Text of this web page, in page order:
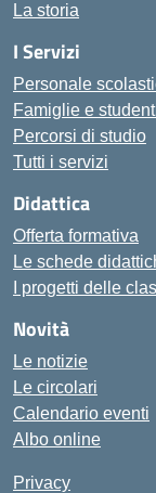
La storia
I Servizi
Personale
Famiglie e
Percorsi di studio
Tutti i servizi
Didattica
Offerta formativa
Le schede
I progetti delle
Novità
Le notizie
Le circolari
Calendario eventi
Albo online
Privacy